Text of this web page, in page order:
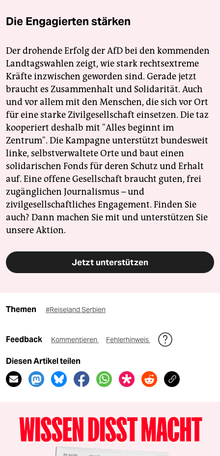
Die Engagierten stärken
Der drohende Erfolg der AfD bei den kommenden
Landtagswahlen zeigt, wie stark rechtsextreme
Kräfte inzwischen geworden sind. Gerade jetzt
braucht es Zusammenhalt und Solidarität. Auch
und vor allem mit den Menschen, die sich vor Ort
für eine starke Zivilgesellschaft einsetzen. Die taz
kooperiert deshalb mit "Alles beginnt im
Zentrum". Die Kampagne unterstützt bundesweit
linke, selbstverwaltete Orte und baut einen
solidarischen Fonds für deren Schutz und Erhalt
auf. Eine offene Gesellschaft braucht guten, frei
zugänglichen Journalismus – und
zivilgesellschaftliches Engagement. Finden Sie
auch? Dann machen Sie mit und unterstützen Sie
unsere Aktion.
Jetzt unterstützen
Themen #Reiseland Serbien
Feedback Kommentieren Fehlerhinweis
Diesen Artikel teilen